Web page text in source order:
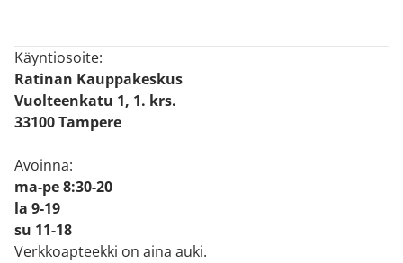
Käyntiosoite:
Ratinan Kauppakeskus
Vuolteenkatu 1, 1. krs.
33100 Tampere
Avoinna:
ma-pe 8:30-20
la 9-19
su 11-18
Verkkoapteekki on aina auki.